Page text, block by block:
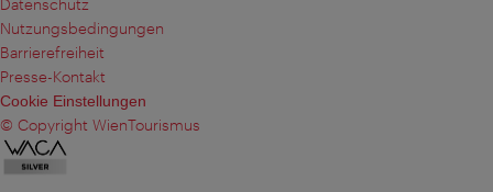
Nutzungsbedingungen
Barrierefreiheit
Presse-Kontakt
Cookie Einstellungen
© Copyright WienTourismus